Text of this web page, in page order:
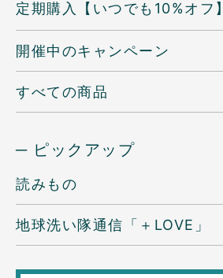
定期購入【いつでも10%オフ】
開催中のキャンペーン
すべての商品
─ ピックアップ
読みもの
地球洗い隊通信「＋LOVE」